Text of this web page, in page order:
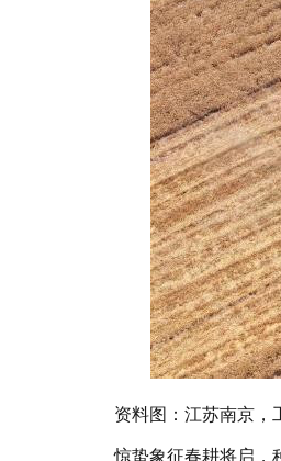
资料图：江苏南京，
惊蛰象征春耕将启，种